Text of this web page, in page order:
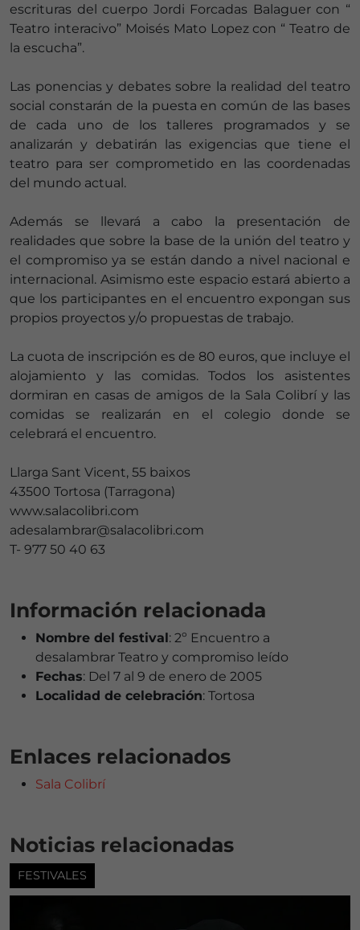
escrituras del cuerpo Jordi Forcadas Balaguer con “
Teatro interacivo” Moisés Mato Lopez con “ Teatro de
la escucha”.
Las ponencias y debates sobre la realidad del teatro
social constarán de la puesta en común de las bases
de cada uno de los talleres programados y se
analizarán y debatirán las exigencias que tiene el
teatro para ser comprometido en las coordenadas
del mundo actual.
Además se llevará a cabo la presentación de
realidades que sobre la base de la unión del teatro y
el compromiso ya se están dando a nivel nacional e
internacional. Asimismo este espacio estará abierto a
que los participantes en el encuentro expongan sus
propios proyectos y/o propuestas de trabajo.
La cuota de inscripción es de 80 euros, que incluye el
alojamiento y las comidas. Todos los asistentes
dormiran en casas de amigos de la Sala Colibrí y las
comidas se realizarán en el colegio donde se
celebrará el encuentro.
Llarga Sant Vicent, 55 baixos
43500 Tortosa (Tarragona)
www.salacolibri.com
adesalambrar@salacolibri.com
T- 977 50 40 63
Información relacionada
Nombre del festival: 2º Encuentro a
desalambrar Teatro y compromiso leído
Fechas: Del 7 al 9 de enero de 2005
Localidad de celebración: Tortosa
Enlaces relacionados
Sala Colibrí
Noticias relacionadas
FESTIVALES